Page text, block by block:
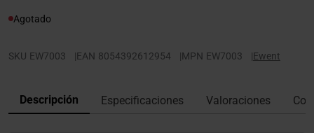
Agotado
SKU EW7003 |EAN 8054392612954 |MPN EW7003 |Ewent
Descripción Especificaciones Valoraciones